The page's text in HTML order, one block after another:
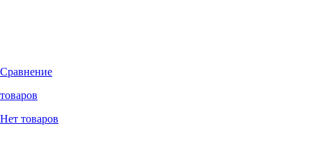
Сравнение
товаров
Нет товаров